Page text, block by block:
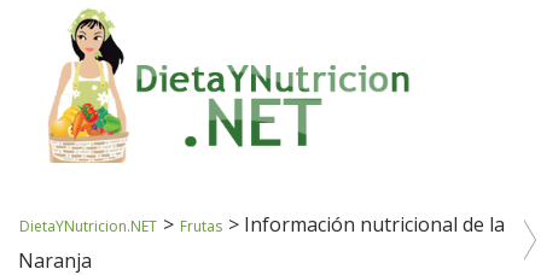
DietaYNutricion.NET > Frutas > Información nutricional de la
Naranja